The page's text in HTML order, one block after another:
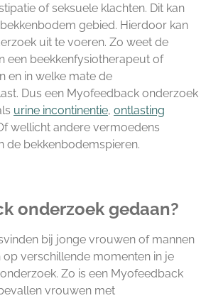
of seksuele klachten. Dit kan
gebied. Hierdoor kan
uit te voeren. Zo weet de
een beekkenfysiotherapeut of
en in welke mate de
Dus een Myofeedback onderzoek
urine incontinentie, ontlasting
wellicht andere vermoedens
de bekkenbodemspieren.
onderzoek gedaan?
bij jonge vrouwen of mannen
verschillende momenten in je
Zo is een Myofeedback
vrouwen met